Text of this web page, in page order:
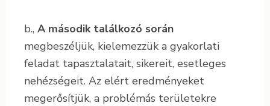
b., A második találkozó során
megbeszéljük, kielemezzük a gyakorlati
feladat tapasztalatait, sikereit, esetleges
nehézségeit. Az elért eredményeket
megerősítjük, a problémás területekre